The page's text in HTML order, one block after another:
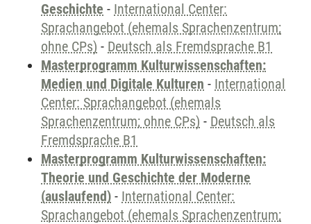
Geschichte - International Center:
Sprachangebot (ehemals Sprachenzentrum;
ohne CPs) - Deutsch als Fremdsprache B1
Masterprogramm Kulturwissenschaften:
Medien und Digitale Kulturen - International
Center: Sprachangebot (ehemals
Sprachenzentrum; ohne CPs) - Deutsch als
Fremdsprache B1
Masterprogramm Kulturwissenschaften:
Theorie und Geschichte der Moderne
(auslaufend) - International Center:
Sprachangebot (ehemals Sprachenzentrum;